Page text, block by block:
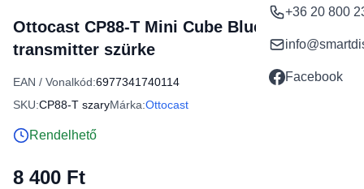
+36 20 800
Facebook
Ottocast CP88-T Mini Cube Bluetooth autós
transmitter szürke
EAN / Vonalkód:6977341740114
SKU:CP88-T szaryMárka:Ottocast
Rendelhető
8 400 Ft